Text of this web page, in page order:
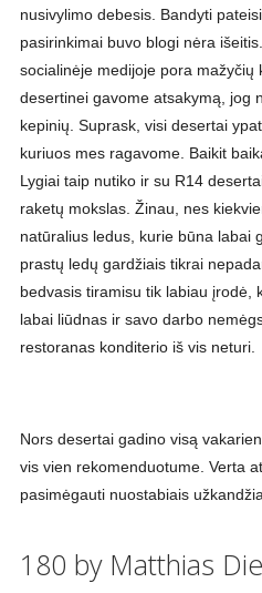
nusivylimo debesis. Bandyti
pasirinkimai buvo blogi nėra
socialinėje medijoje pora mažyčių
desertinei gavome atsakymą, jog
kepinių. Suprask, visi desertai
kuriuos mes ragavome. Baikit
Lygiai taip nutiko ir su R14
raketų mokslas. Žinau, nes
natūralius ledus, kurie būna labai
prastų ledų gardžiais tikrai
bedvasis tiramisu tik labiau įrodė,
labai liūdnas ir savo darbo
restoranas konditerio iš vis neturi.
Nors desertai gadino visą
vis vien rekomenduotume. Verta
pasimėgauti nuostabiais
180 by Matthias